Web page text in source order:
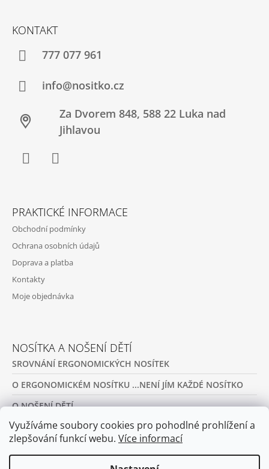
Využíváme soubory cookies pro pohodlné prohlížení a
zlepšování funkcí webu. Více informací
KONTAKT
777 077 961
info@nositko.cz
Za Dvorem 848, 588 22 Luka nad
Jihlavou
PRAKTICKÉ INFORMACE
Obchodní podmínky
Ochrana osobních údajů
Doprava a platba
Kontakty
Moje objednávka
NOSÍTKA A NOŠENÍ DĚTÍ
SROVNÁNÍ ERGONOMICKÝCH NOSÍTEK
O ERGONOMICKÉM NOSÍTKU ...NENÍ JÍM KAŽDÉ NOSÍTKO
O NOŠENÍ DĚTÍ
PŮJČOVNA ERGONOMICKÝCH NOSÍTEK A OBLEČENÍ NA
NOŠENÍ